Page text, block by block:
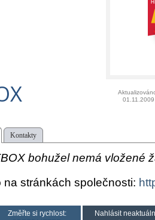
01.11.2009
Kontakty
bohužel nemá vložené
stránkách společnosti:
Změřte si rychlost:
Nahlásit